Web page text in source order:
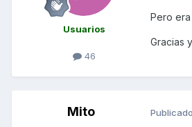
Usuarios
46
Pero
Gracias
Mito Publicado